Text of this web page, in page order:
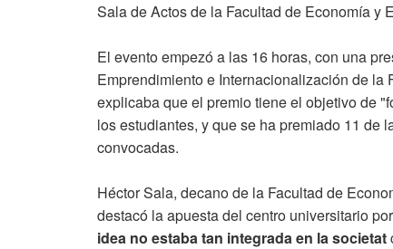
Sala de Actos de la Facultad de Economía y
El evento empezó a las 16 horas, con una
Emprendimiento e Internacionalización de la
explicaba que el premio tiene el objetivo de
los estudiantes, y que se ha premiado 11 de
convocadas.
Héctor Sala, decano de la Facultad de
destacó la apuesta del centro universitario
idea no estaba tan integrada en la societat